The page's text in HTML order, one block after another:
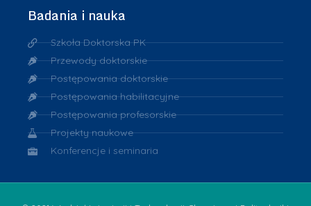
Badania i nauka
Szkoła Doktorska PK
Przewody doktorskie
Postępowania doktorskie
Postępowania habilitacyjne
Postępowania profesorskie
Projekty naukowe
Konferencje i seminaria